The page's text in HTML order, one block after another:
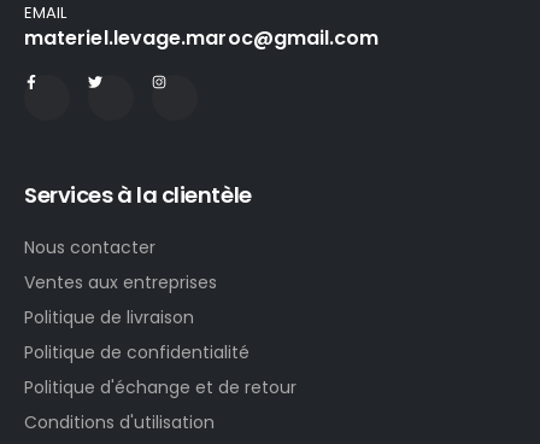
EMAIL
materiel.levage.maroc@gmail.com
Services à la clientèle
Nous contacter
Ventes aux entreprises
Politique de livraison
Politique de confidentialité
Politique d'échange et de retour
Conditions d'utilisation